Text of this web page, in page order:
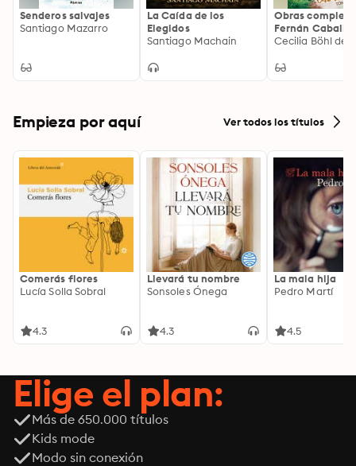
Senderos salvajes
Santiago Mazarro
La Caída de los
Elegidos
Santiago Machain
Obras
Fernán
Tomo I
Cecilia Böhl de
Empieza por aquí Ver todos los títulos
Comerás flores
Lucía Solla Sobral
4.3
Llevará tu nombre
Sonsoles Ónega
4.3
La mala hija
Pedro Martí
4.5
Elige el plan:
Más de 650.000 títulos
Kids mode
Modo sin conexión